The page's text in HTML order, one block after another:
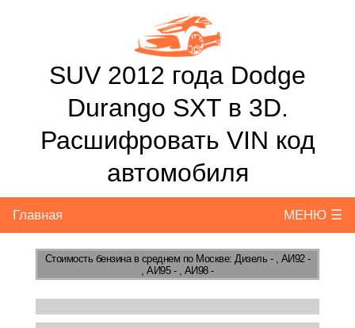
SUV 2012 года Dodge
Durango SXT в 3D.
Расшифровать VIN код
автомобиля
Главная МЕНЮ ☰
Стоимость бензинав среднем по Москве: Дизель - , АИ92 -
, АИ95 - , АИ98 -